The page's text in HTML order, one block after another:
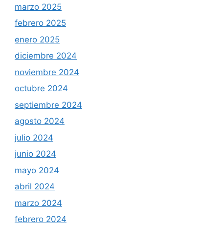
marzo 2025
febrero 2025
enero 2025
diciembre 2024
noviembre 2024
octubre 2024
septiembre 2024
agosto 2024
julio 2024
junio 2024
mayo 2024
abril 2024
marzo 2024
febrero 2024